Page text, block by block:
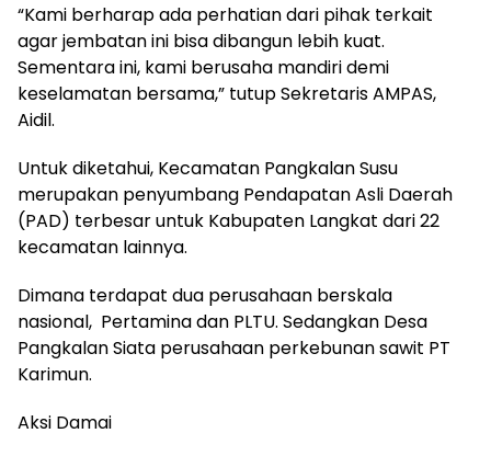
“Kami berharap ada perhatian dari pihak terkait
agar jembatan ini bisa dibangun lebih kuat.
Sementara ini, kami berusaha mandiri demi
keselamatan bersama,” tutup Sekretaris AMPAS,
Aidil.
Untuk diketahui, Kecamatan Pangkalan Susu
merupakan penyumbang Pendapatan Asli Daerah
(PAD) terbesar untuk Kabupaten Langkat dari 22
kecamatan lainnya.
Dimana terdapat dua perusahaan berskala
nasional, Pertamina dan PLTU. Sedangkan Desa
Pangkalan Siata perusahaan perkebunan sawit PT
Karimun.
Aksi Damai